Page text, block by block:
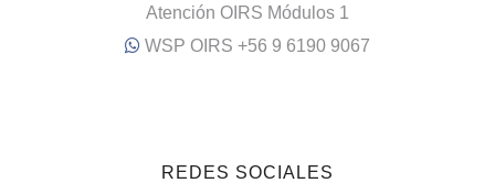
Atención OIRS Módulos 1
WSP OIRS +56 9 6190 9067
REDES SOCIALES